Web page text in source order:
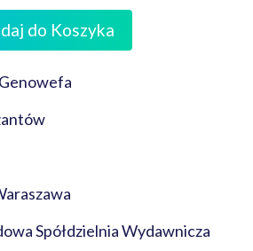
do Koszyka
Spółdzielnia Wydawnicza